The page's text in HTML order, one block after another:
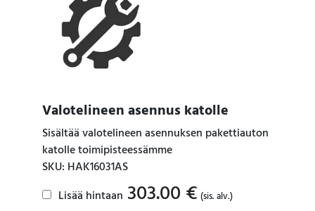
Valotelineen asennus katolle
Sisältää valotelineen asennuksen pakettiauton
katolle toimipisteessämme
SKU: HAK16031AS
Lisää hintaan 303.00 € (sis. alv.)